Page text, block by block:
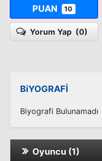
PUAN 10
Yorum Yap (0)
BiYOGRAFİ
Biyografi Bulunamadı
Oyuncu (1)